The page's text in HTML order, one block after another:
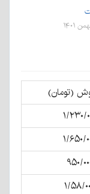
(تومان)
۰۰۰
۰۰۰
۰۰۰
۰۰۰